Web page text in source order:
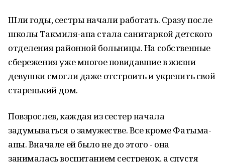
Шли годы, сестры начали работать. Сразу после
школы Такмиля-апа стала санитаркой детского
отделения районной больницы. На собственные
сбережения уже многое повидавшие в жизни
девушки смогли даже отстроить и укрепить свой
старенький дом.
Повзрослев, каждая из сестер начала
задумываться о замужестве. Все кроме Фатыма-
апы. Вначале ей было не до этого - она
занималась воспитанием сестренок, а спустя